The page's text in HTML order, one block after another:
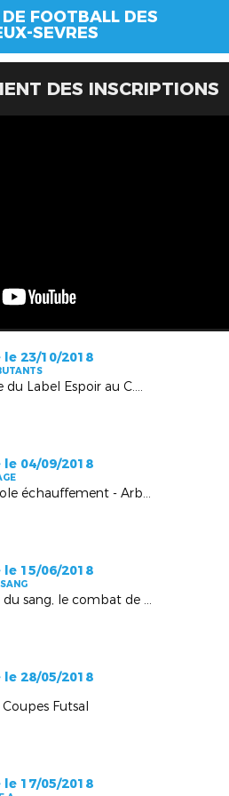
FOOTBALL DES
SEVRES
DES INSCRIPTIONS
le 23/10/2018
Remise du Label Espoir au C.O. Cerizay
le 04/09/2018
Protocole échauffement - Arbitre 2018-2019
le 15/06/2018
Le don du sang, le combat de tous.
le 28/05/2018
Coupes Futsal
le 17/05/2018